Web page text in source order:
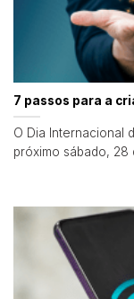
7 passos para a
O Dia Internacional
próximo sábado, 28